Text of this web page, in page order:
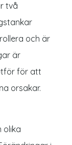
två
och är
är
för att
orsakar.
olika